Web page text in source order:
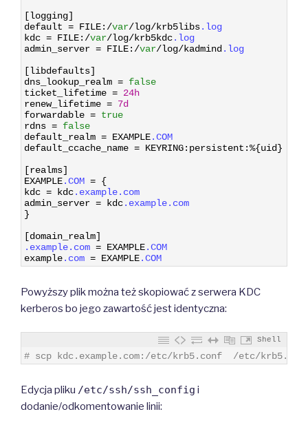
[logging]
default = FILE: /var/log/krb5libs.log
kdc = FILE: /var/log/krb5kdc.log
admin_server = FILE: /var/log/kadmind.log
[libdefaults]
dns_lookup_realm = false
ticket_lifetime = 24h
renew_lifetime = 7d
forwardable = true
rdns = false
default_realm = EXAMPLE.COM
default_ccache_name = KEYRING: persistent :%{uid}
[realms]
EXAMPLE.COM = {
kdc = kdc.example.com
admin_server = kdc.example.com
}
[domain_realm]
.example.com = EXAMPLE.COM
example.com = EXAMPLE.COM
Powyższy plik można też skopiować z serwera KDC
kerberos bo jego zawartość jest identyczna:
Shell
# scp kdc.example.com:/etc/krb5.conf  /etc/
Edycja pliku /etc/ssh/ssh_config i
dodanie/odkomentowanie linii: